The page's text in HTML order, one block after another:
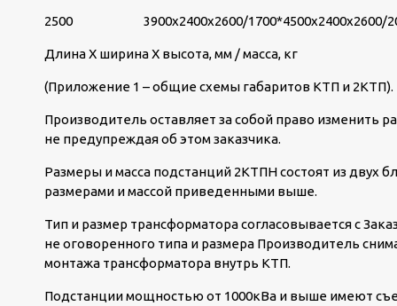
2500 3900х2400х2600/1700*4500х2400х2600/
Длина Х ширина Х высота, мм / масса, кг
(Приложение 1 – общие схемы габаритов КТП и 2КТП).
Производитель оставляет за собой право изменить
не предупреждая об этом заказчика.
Размеры и масса подстанций 2КТПН состоят из двух
размерами и массой приведенными выше.
Тип и размер трансформатора согласовывается с
не оговоренного типа и размера Производитель
монтажа трансформатора внутрь КТП.
Подстанции мощностью от 1000кВа и выше имеют